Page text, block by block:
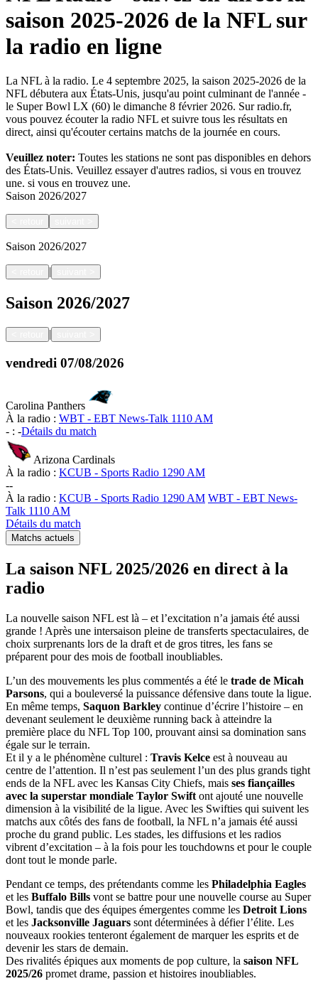
saison 2025-2026 de la NFL sur
la radio en ligne
La NFL à la radio. Le 4 septembre 2025, la saison 2025-2026 de la
NFL débutera aux États-Unis, jusqu'au point culminant de l'année -
le Super Bowl LX (60) le dimanche 8 février 2026. Sur radio.fr,
vous pouvez écouter la radio NFL et suivre tous les résultats en
direct, ainsi qu'écouter certains matchs de la journée en cours.
Veuillez noter: Toutes les stations ne sont pas disponibles en dehors
des États-Unis. Veuillez essayer d'autres radios, si vous en trouvez
une. si vous en trouvez une.
Saison 2026/2027
Saison 2026/2027
|
Saison 2026/2027
|
vendredi 07/08/2026
Carolina Panthers
À la radio : WBT - EBT News-Talk 1110 AM
- : -Détails du match
Arizona Cardinals
À la radio : KCUB - Sports Radio 1290 AM
--
À la radio : KCUB - Sports Radio 1290 AM WBT - EBT News-
Talk 1110 AM
Détails du match
Matchs actuels
La saison NFL 2025/2026 en direct à la
radio
La nouvelle saison NFL est là – et l’excitation n’a jamais été aussi
grande ! Après une intersaison pleine de transferts spectaculaires, de
choix surprenants lors de la draft et de gros titres, les fans se
préparent pour des mois de football inoubliables.
L’un des mouvements les plus commentés a été le trade de Micah
Parsons, qui a bouleversé la puissance défensive dans toute la ligue.
En même temps, Saquon Barkley continue d’écrire l’histoire – en
devenant seulement le deuxième running back à atteindre la
première place du NFL Top 100, prouvant ainsi sa domination sans
égale sur le terrain.
Et il y a le phénomène culturel : Travis Kelce est à nouveau au
centre de l’attention. Il n’est pas seulement l’un des plus grands tight
ends de la NFL avec les Kansas City Chiefs, mais ses fiançailles
avec la superstar mondiale Taylor Swift ont ajouté une nouvelle
dimension à la visibilité de la ligue. Avec les Swifties qui suivent les
matchs aux côtés des fans de football, la NFL n’a jamais été aussi
proche du grand public. Les stades, les diffusions et les radios
vibrent d’excitation – à la fois pour les touchdowns et pour le couple
dont tout le monde parle.
Pendant ce temps, des prétendants comme les Philadelphia Eagles
et les Buffalo Bills vont se battre pour une nouvelle course au Super
Bowl, tandis que des équipes émergentes comme les Detroit Lions
et les Jacksonville Jaguars sont déterminées à défier l’élite. Les
nouveaux rookies tenteront également de marquer les esprits et de
devenir les stars de demain.
Des rivalités épiques aux moments de pop culture, la saison NFL
2025/26 promet drame, passion et histoires inoubliables.